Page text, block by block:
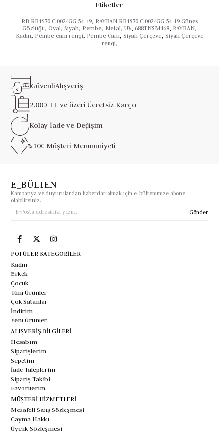
Etiketler
RB RB1970 C.002/GG 54-19, RAYBAN RB1970 C.002/GG 54-19 Güneş
Gözlüğü, Oval, Siyah, Pembe, Metal, UV, 688TNSM468, RAYBAN,
Kadın, Pembe cam rengi, Pembe Cam, Siyah Çerçeve, Siyah Çerçeve
rengi,
GüvenliAlışveriş
2.000 TL ve üzeriÜcretsiz Kargo
Kolay İade ve Değişim
%100 Müşteri Memnuniyeti
E_BÜLTEN
Kampanya ve duyurulardan haberdar olmak için e-bültenimize abone
olabilirsiniz.
Gönder
POPÜLER KATEGORİLER
Kadın
Erkek
Çocuk
Tüm Ürünler
Çok Satanlar
İndirim
Yeni Ürünler
ALIŞVERİŞ BİLGİLERİ
Hesabım
Siparişlerim
Sepetim
İade Taleplerim
Sipariş Takibi
Favorilerim
MÜŞTERİ HİZMETLERİ
Mesafeli Satış Sözleşmesi
Cayma Hakkı
Üyelik Sözleşmesi